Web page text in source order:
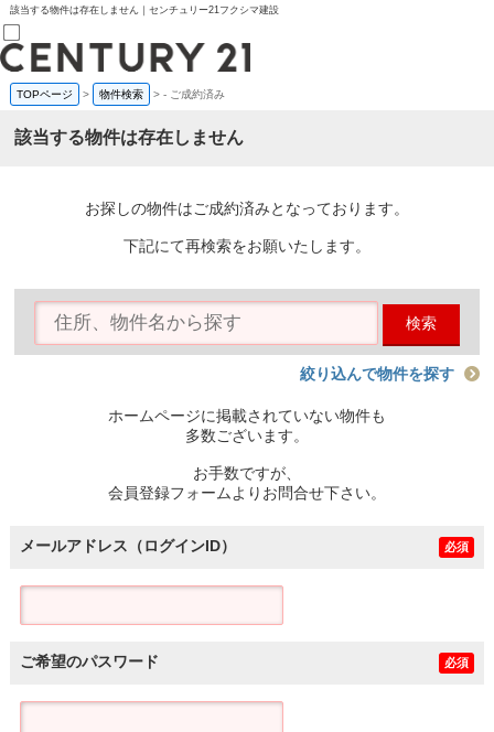
該当する物件は存在しません｜センチュリー21フクシマ建設
売買部
0120-800-844
賃貸部
会員メニュー
物件を探す
購入TOP
条件から探す
住宅ローン控除シミュレータ
TOPページ > 物件検索 >- ご成約済み
該当する物件は存在しません
お探しの物件はご成約済みとなっております。
下記にて再検索をお願いたします。
検索
絞り込んで物件を探す
ホームページに掲載されていない物件も
多数ございます。
お手数ですが、
会員登録フォームよりお問合せ下さい。
メールアドレス（ログインID） 必須
ご希望のパスワード 必須